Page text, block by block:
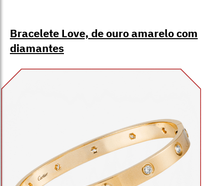
Bracelete Love, de ouro amarelo com
diamantes